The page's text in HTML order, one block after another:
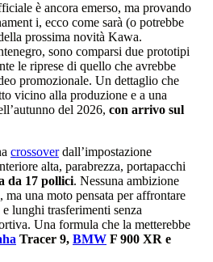
è ancora emerso, ma provando
i, ecco come sarà (o potrebbe
prossima novità Kawa.
sono comparsi due prototipi
le riprese di quello che avrebbe
promozionale. Un dettaglio che
vicino alla produzione e a una
del 2026, con arrivo sul
crossoverdall’impostazione
alta, parabrezza, portapacchi
da 17 pollici. Nessuna ambizione
una moto pensata per affrontare
lunghi trasferimenti senza
Una formula che la metterebbe
Tracer 9, BMW F 900 XR e